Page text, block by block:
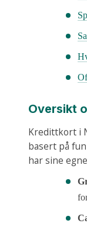
Oversikt
Kredittkort i
basert på
har sine